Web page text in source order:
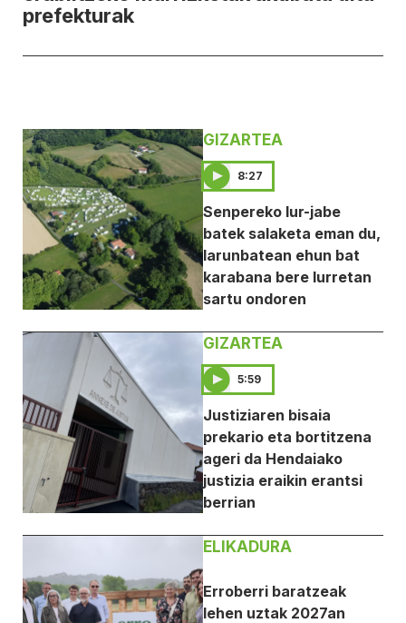
prefekturak
GIZARTEA
8:27
Senpereko lur-jabe
batek salaketa eman du,
larunbatean ehun bat
karabana bere lurretan
sartu ondoren
GIZARTEA
5:59
Justiziaren bisaia
prekario eta bortitzena
ageri da Hendaiako
justizia eraikin erantsi
berrian
ELIKADURA
Erroberri baratzeak
lehen uztak 2027an